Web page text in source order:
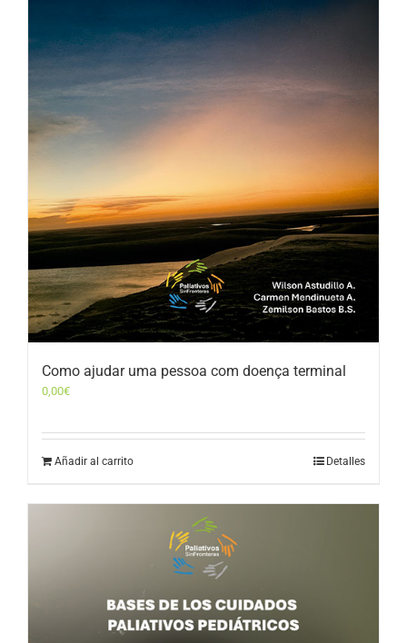
Como ajudar uma pessoa com doença terminal
0,00€
Añadir al carrito Detalles